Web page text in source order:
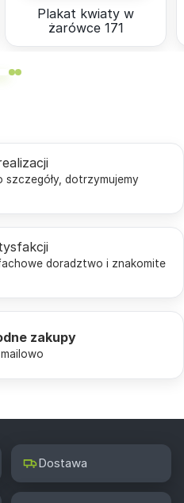
Plakat kwiaty w
żarówce 171
szczegóły, dotrzymujemy
doradztwo i znakomite
zakupy
Dostawa